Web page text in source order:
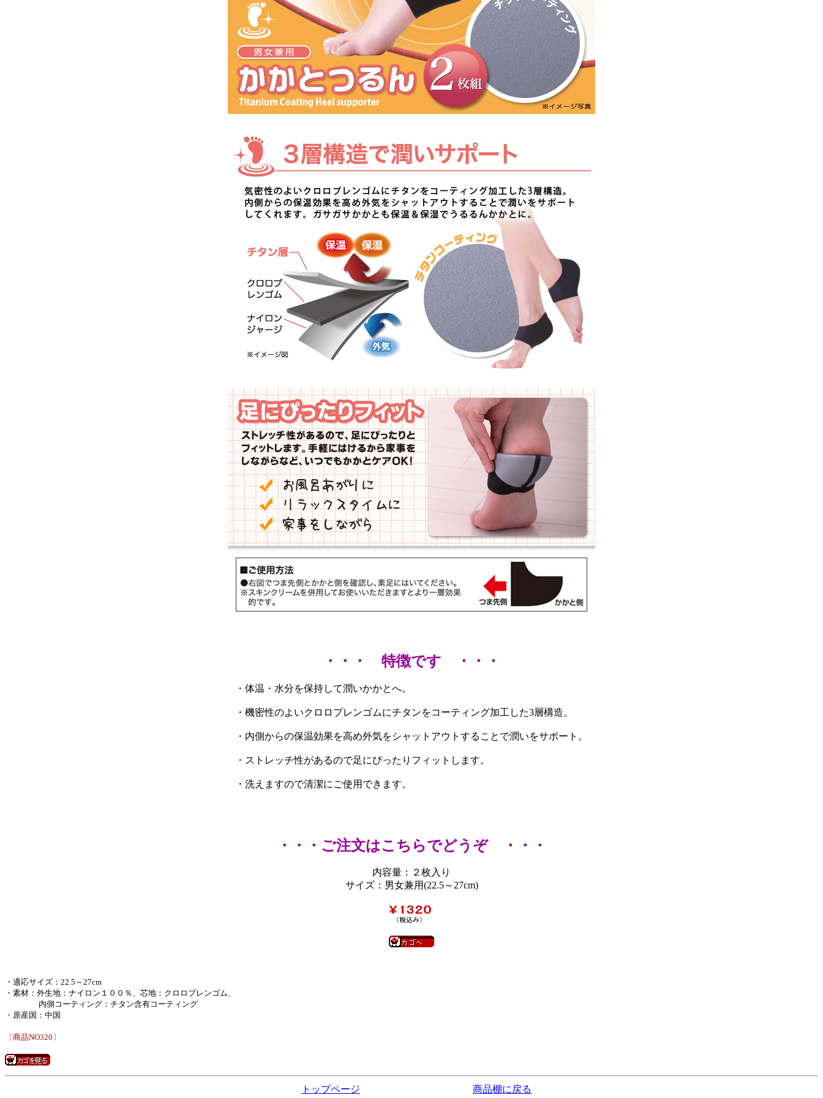
・・・ 特徴です ・・・
・体温・水分を保持して潤いかかとへ。
・機密性のよいクロロプレンゴムにチタンをコーティング加工した3層構造。
・内側からの保温効果を高め外気をシャットアウトすることで潤いをサポート。
・ストレッチ性があるので足にぴったりフィットします。
・洗えますので清潔にご使用できます。
・・・ご注文はこちらでどうぞ ・・・
内容量：２枚入り
サイズ：男女兼用(22.5～27cm)
・適応サイズ：22.5～27cm
・素材：外生地：ナイロン１００％、芯地：クロロプレンゴム、
内側コーティング：チタン含有コーティング
・原産国：中国
〔商品NO320〕
トップページ 商品棚に戻る